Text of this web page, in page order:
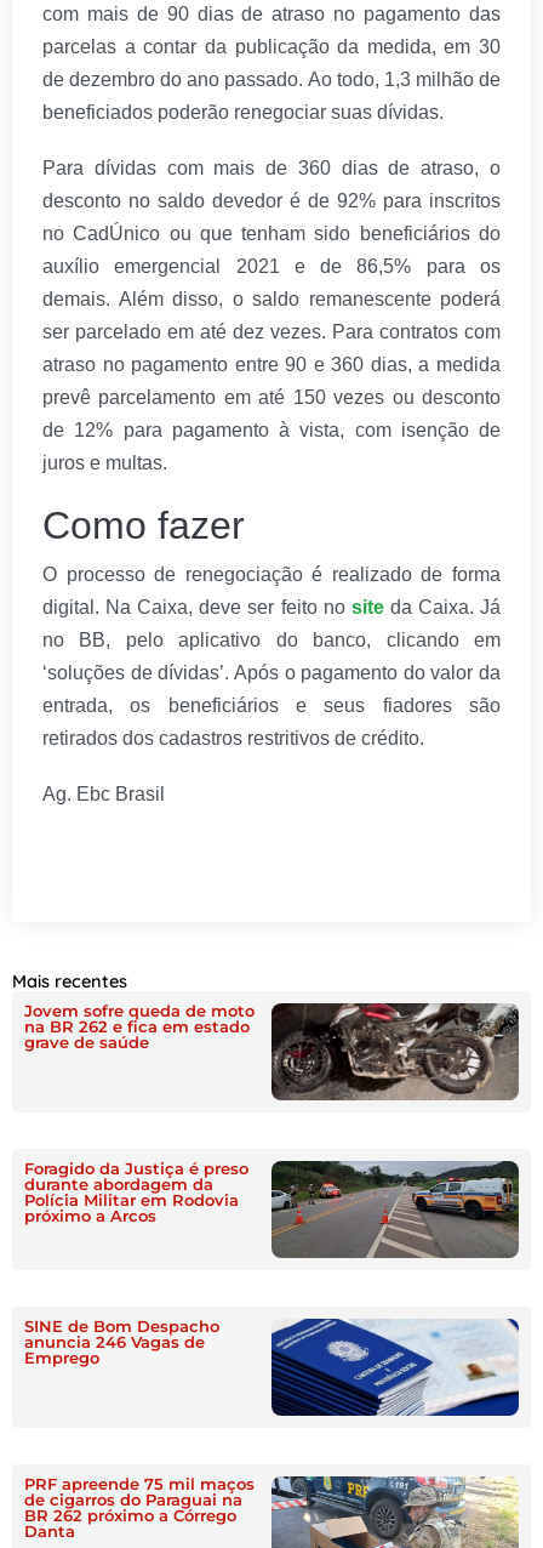
com mais de 90 dias de atraso no pagamento das
parcelas a contar da publicação da medida, em 30
de dezembro do ano passado. Ao todo, 1,3 milhão de
beneficiados poderão renegociar suas dívidas.
Para dívidas com mais de 360 dias de atraso, o
desconto no saldo devedor é de 92% para inscritos
no CadÚnico ou que tenham sido beneficiários do
auxílio emergencial 2021 e de 86,5% para os
demais. Além disso, o saldo remanescente poderá
ser parcelado em até dez vezes. Para contratos com
atraso no pagamento entre 90 e 360 dias, a medida
prevê parcelamento em até 150 vezes ou desconto
de 12% para pagamento à vista, com isenção de
juros e multas.
Como fazer
O processo de renegociação é realizado de forma
digital. Na Caixa, deve ser feito no siteda Caixa. Já
no BB, pelo aplicativo do banco, clicando em
‘soluções de dívidas’. Após o pagamento do valor da
entrada, os beneficiários e seus fiadores são
retirados dos cadastros restritivos de crédito.
Ag. Ebc Brasil
Mais recentes
Jovem sofre queda de moto
na BR 262 e fica em estado
grave de saúde
Foragido da Justiça é preso
durante abordagem da
Polícia Militar em Rodovia
próximo a Arcos
SINE de Bom Despacho
anuncia 246 Vagas de
Emprego
PRF apreende 75 mil maços
de cigarros do Paraguai na
BR 262 próximo a Córrego
Danta